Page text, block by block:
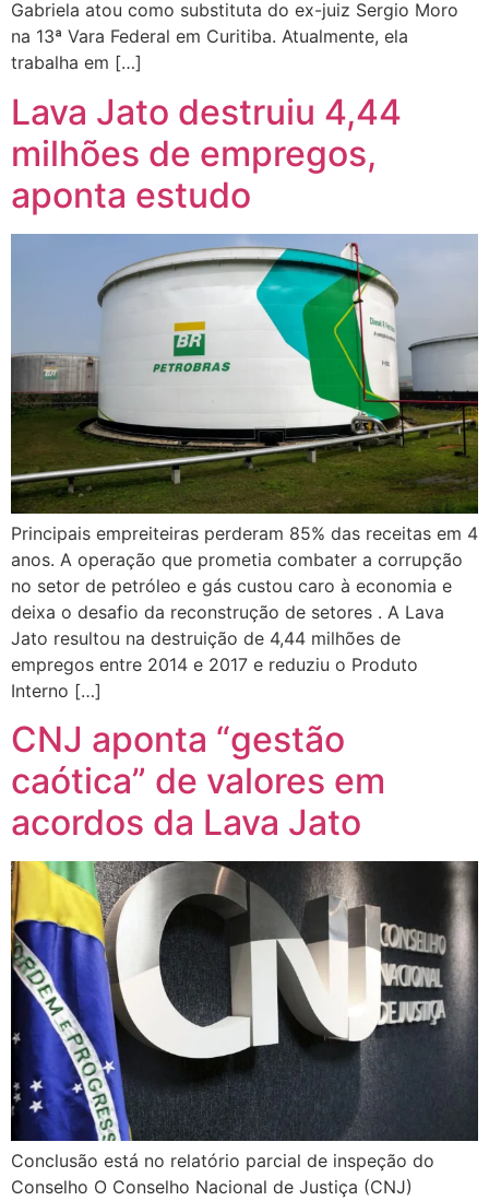
Gabriela atou como substituta do ex-juiz Sergio Moro
na 13ª Vara Federal em Curitiba. Atualmente, ela
trabalha em […]
Lava Jato destruiu 4,44
milhões de empregos,
aponta estudo
Principais empreiteiras perderam 85% das receitas em 4
anos. A operação que prometia combater a corrupção
no setor de petróleo e gás custou caro à economia e
deixa o desafio da reconstrução de setores . A Lava
Jato resultou na destruição de 4,44 milhões de
empregos entre 2014 e 2017 e reduziu o Produto
Interno […]
CNJ aponta “gestão
caótica” de valores em
acordos da Lava Jato
Conclusão está no relatório parcial de inspeção do
Conselho O Conselho Nacional de Justiça (CNJ)